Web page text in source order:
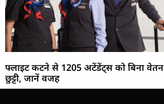
फ्लाइट कटने से 1205 अटेंडेंट्स को बिना वेतन
छुट्टी, जानें वजह